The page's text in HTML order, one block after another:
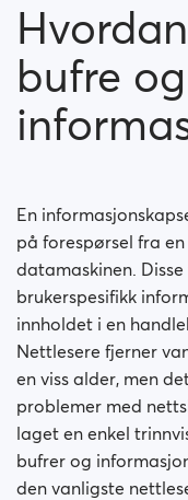
Hvordan kan jeg
det?
Hva betyr «Blokker
Hvordan opphever
Jeg har problemer
Hvordan sletter jeg
Hvordan endrer
Jeg kan ikke
Falske profiler
bufre og
En
på forespørsel fra
datamaskinen.
brukerspesifikk
innholdet i en
Nettlesere fjerner
en viss alder, men
problemer med
laget en enkel
bufrer og
den vanligste